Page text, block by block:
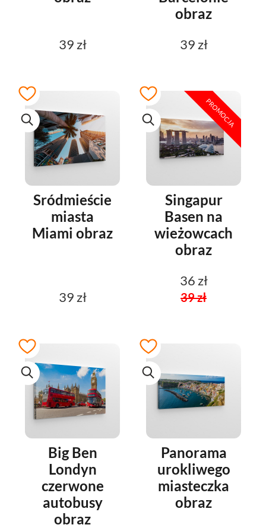
39 zł
obraz
39 zł
Sródmieście
miasta
Miami obraz
39 zł
PROMOCJA
Singapur
Basen na
wieżowcach
obraz
36 zł
39 zł
Big Ben
Londyn
czerwone
autobusy
obraz
Panorama
urokliwego
miasteczka
obraz